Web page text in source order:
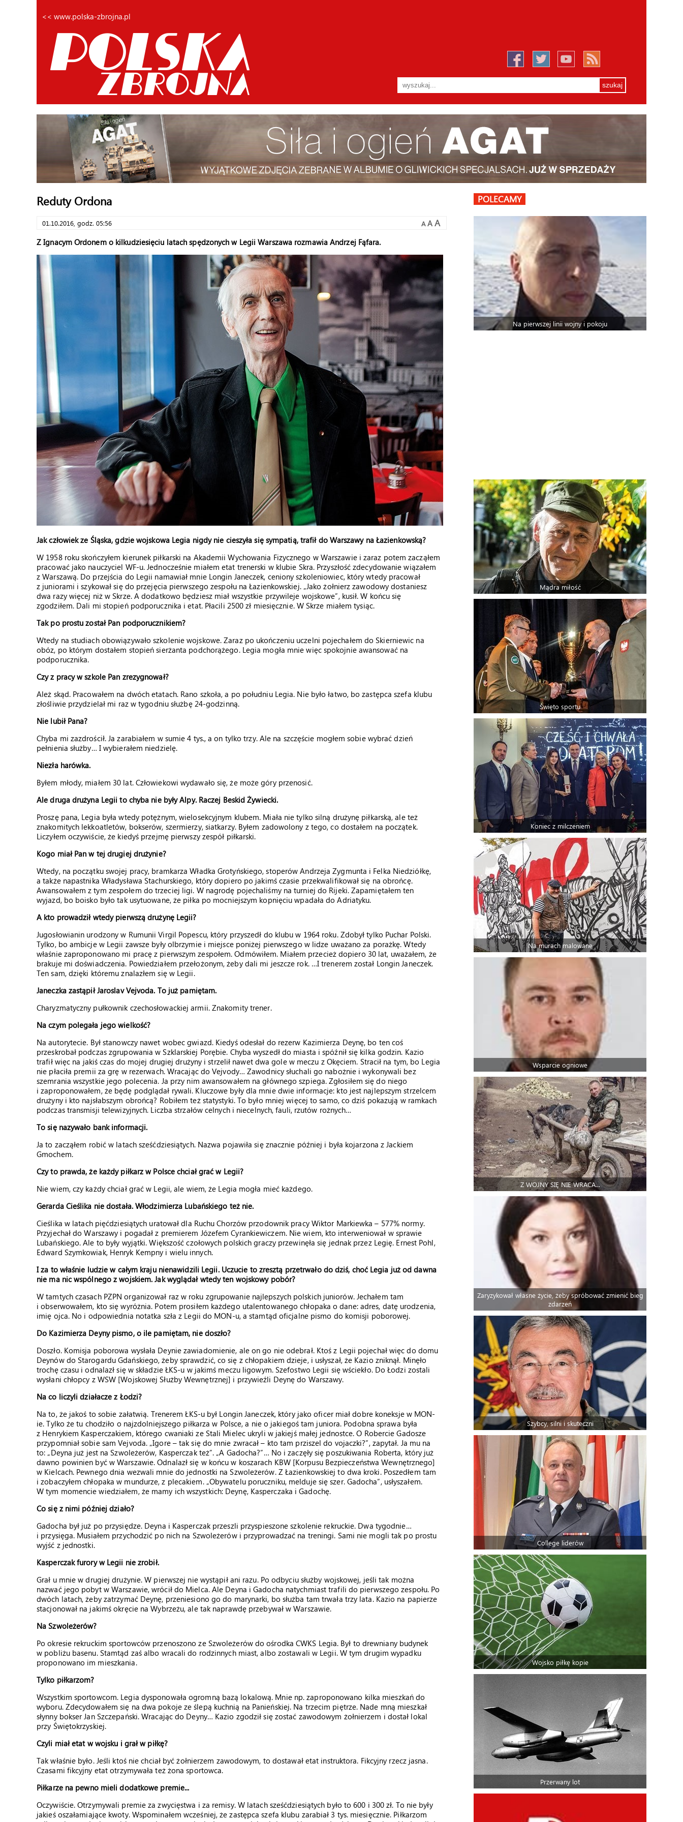
<< www.polska-zbrojna.pl
Reduty Ordona
01.10.2016, godz. 05:56 A A A
Z Ignacym Ordonem o kilkudziesięciu latach spędzonych w Legii Warszawa rozmawia Andrzej Fąfara.
Jak człowiek ze Śląska, gdzie wojskowa Legia nigdy nie cieszyła się sympatią, trafił do Warszawy na Łazienkowską?
W 1958 roku skończyłem kierunek piłkarski na Akademii Wychowania Fizycznego w Warszawie i zaraz potem zacząłem
pracować jako nauczyciel WF-u. Jednocześnie miałem etat trenerski w klubie Skra. Przyszłość zdecydowanie wiązałem
z Warszawą. Do przejścia do Legii namawiał mnie Longin Janeczek, ceniony szkoleniowiec, który wtedy pracował
z juniorami i szykował się do przejęcia pierwszego zespołu na Łazienkowskiej. „Jako żołnierz zawodowy dostaniesz
dwa razy więcej niż w Skrze. A dodatkowo będziesz miał wszystkie przywileje wojskowe”, kusił. W końcu się
zgodziłem. Dali mi stopień podporucznika i etat. Płacili 2500 zł miesięcznie. W Skrze miałem tysiąc.
Tak po prostu został Pan podporucznikiem?
Wtedy na studiach obowiązywało szkolenie wojskowe. Zaraz po ukończeniu uczelni pojechałem do Skierniewic na
obóz, po którym dostałem stopień sierżanta podchorążego. Legia mogła mnie więc spokojnie awansować na
podporucznika.
Czy z pracy w szkole Pan zrezygnował?
Ależ skąd. Pracowałem na dwóch etatach. Rano szkoła, a po południu Legia. Nie było łatwo, bo zastępca szefa klubu
złośliwie przydzielał mi raz w tygodniu służbę 24-godzinną.
Nie lubił Pana?
Chyba mi zazdrościł. Ja zarabiałem w sumie 4 tys., a on tylko trzy. Ale na szczęście mogłem sobie wybrać dzień
pełnienia służby… I wybierałem niedzielę.
Niezła harówka.
Byłem młody, miałem 30 lat. Człowiekowi wydawało się, że może góry przenosić.
Ale druga drużyna Legii to chyba nie były Alpy. Raczej Beskid Żywiecki.
Proszę pana, Legia była wtedy potężnym, wielosekcyjnym klubem. Miała nie tylko silną drużynę piłkarską, ale też
znakomitych lekkoatletów, bokserów, szermierzy, siatkarzy. Byłem zadowolony z tego, co dostałem na początek.
Liczyłem oczywiście, że kiedyś przejmę pierwszy zespół piłkarski.
Kogo miał Pan w tej drugiej drużynie?
Wtedy, na początku swojej pracy, bramkarza Władka Grotyńskiego, stoperów Andrzeja Zygmunta i Felka Niedziółkę,
a także napastnika Władysława Stachurskiego, który dopiero po jakimś czasie przekwalifikował się na obrońcę.
Awansowałem z tym zespołem do trzeciej ligi. W nagrodę pojechaliśmy na turniej do Rijeki. Zapamiętałem ten
wyjazd, bo boisko było tak usytuowane, że piłka po mocniejszym kopnięciu wpadała do Adriatyku.
A kto prowadził wtedy pierwszą drużynę Legii?
Jugosłowianin urodzony w Rumunii Virgil Popescu, który przyszedł do klubu w 1964 roku. Zdobył tylko Puchar Polski.
Tylko, bo ambicje w Legii zawsze były olbrzymie i miejsce poniżej pierwszego w lidze uważano za porażkę. Wtedy
właśnie zaproponowano mi pracę z pierwszym zespołem. Odmówiłem. Miałem przecież dopiero 30 lat, uważałem, że
brakuje mi doświadczenia. Powiedziałem przełożonym, żeby dali mi jeszcze rok. …I trenerem został Longin Janeczek.
Ten sam, dzięki któremu znalazłem się w Legii.
Janeczka zastąpił Jaroslav Vejvoda. To już pamiętam.
Charyzmatyczny pułkownik czechosłowackiej armii. Znakomity trener.
Na czym polegała jego wielkość?
Na autorytecie. Był stanowczy nawet wobec gwiazd. Kiedyś odesłał do rezerw Kazimierza Deynę, bo ten coś
przeskrobał podczas zgrupowania w Szklarskiej Porębie. Chyba wyszedł do miasta i spóźnił się kilka godzin. Kazio
trafił więc na jakiś czas do mojej drugiej drużyny i strzelił nawet dwa gole w meczu z Okęciem. Stracił na tym, bo Legia
nie płaciła premii za grę w rezerwach. Wracając do Vejvody… Zawodnicy słuchali go nabożnie i wykonywali bez
szemrania wszystkie jego polecenia. Ja przy nim awansowałem na głównego szpiega. Zgłosiłem się do niego
i zaproponowałem, że będę podglądał rywali. Kluczowe były dla mnie dwie informacje: kto jest najlepszym strzelcem
drużyny i kto najsłabszym obrońcą? Robiłem też statystyki. To było mniej więcej to samo, co dziś pokazują w ramkach
podczas transmisji telewizyjnych. Liczba strzałów celnych i niecelnych, fauli, rzutów rożnych…
To się nazywało bank informacji.
Ja to zacząłem robić w latach sześćdziesiątych. Nazwa pojawiła się znacznie później i była kojarzona z Jackiem
Gmochem.
Czy to prawda, że każdy piłkarz w Polsce chciał grać w Legii?
Nie wiem, czy każdy chciał grać w Legii, ale wiem, że Legia mogła mieć każdego.
Gerarda Cieślika nie dostała. Włodzimierza Lubańskiego też nie.
Cieślika w latach pięćdziesiątych uratował dla Ruchu Chorzów przodownik pracy Wiktor Markiewka – 577% normy.
Przyjechał do Warszawy i pogadał z premierem Józefem Cyrankiewiczem. Nie wiem, kto interweniował w sprawie
Lubańskiego. Ale to były wyjątki. Większość czołowych polskich graczy przewinęła się jednak przez Legię. Ernest Pohl,
Edward Szymkowiak, Henryk Kempny i wielu innych.
I za to właśnie ludzie w całym kraju nienawidzili Legii. Uczucie to zresztą przetrwało do dziś, choć Legia już od dawna
nie ma nic wspólnego z wojskiem. Jak wyglądał wtedy ten wojskowy pobór?
W tamtych czasach PZPN organizował raz w roku zgrupowanie najlepszych polskich juniorów. Jechałem tam
i obserwowałem, kto się wyróżnia. Potem prosiłem każdego utalentowanego chłopaka o dane: adres, datę urodzenia,
imię ojca. No i odpowiednia notatka szła z Legii do MON-u, a stamtąd oficjalne pismo do komisji poborowej.
Do Kazimierza Deyny pismo, o ile pamiętam, nie doszło?
Doszło. Komisja poborowa wysłała Deynie zawiadomienie, ale on go nie odebrał. Ktoś z Legii pojechał więc do domu
Deynów do Starogardu Gdańskiego, żeby sprawdzić, co się z chłopakiem dzieje, i usłyszał, że Kazio zniknął. Minęło
trochę czasu i odnalazł się w składzie ŁKS-u w jakimś meczu ligowym. Szefostwo Legii się wściekło. Do Łodzi zostali
wysłani chłopcy z WSW [Wojskowej Służby Wewnętrznej] i przywieźli Deynę do Warszawy.
Na co liczyli działacze z Łodzi?
Na to, że jakoś to sobie załatwią. Trenerem ŁKS-u był Longin Janeczek, który jako oficer miał dobre koneksje w MON-
ie. Tylko że tu chodziło o najzdolniejszego piłkarza w Polsce, a nie o jakiegoś tam juniora. Podobna sprawa była
z Henrykiem Kasperczakiem, którego cwaniaki ze Stali Mielec ukryli w jakiejś małej jednostce. O Robercie Gadosze
przypomniał sobie sam Vejvoda. „Igore – tak się do mnie zwracał – kto tam prziszel do vojaczki?”, zapytał. Ja mu na
to: „Deyna już jest na Szwoleżerów, Kasperczak też”. „A Gadocha?”… No i zaczęły się poszukiwania Roberta, który już
dawno powinien być w Warszawie. Odnalazł się w końcu w koszarach KBW [Korpusu Bezpieczeństwa Wewnętrznego]
w Kielcach. Pewnego dnia wezwali mnie do jednostki na Szwoleżerów. Z Łazienkowskiej to dwa kroki. Poszedłem tam
i zobaczyłem chłopaka w mundurze, z plecakiem. „Obywatelu poruczniku, melduje się szer. Gadocha”, usłyszałem.
W tym momencie wiedziałem, że mamy ich wszystkich: Deynę, Kasperczaka i Gadochę.
Co się z nimi później działo?
Gadocha był już po przysiędze. Deyna i Kasperczak przeszli przyspieszone szkolenie rekruckie. Dwa tygodnie…
i przysięga. Musiałem przychodzić po nich na Szwoleżerów i przyprowadzać na treningi. Sami nie mogli tak po prostu
wyjść z jednostki.
Kasperczak furory w Legii nie zrobił.
Grał u mnie w drugiej drużynie. W pierwszej nie wystąpił ani razu. Po odbyciu służby wojskowej, jeśli tak można
nazwać jego pobyt w Warszawie, wrócił do Mielca. Ale Deyna i Gadocha natychmiast trafili do pierwszego zespołu. Po
dwóch latach, żeby zatrzymać Deynę, przeniesiono go do marynarki, bo służba tam trwała trzy lata. Kazio na papierze
stacjonował na jakimś okręcie na Wybrzeżu, ale tak naprawdę przebywał w Warszawie.
Na Szwoleżerów?
Po okresie rekruckim sportowców przenoszono ze Szwoleżerów do ośrodka CWKS Legia. Był to drewniany budynek
w pobliżu basenu. Stamtąd zaś albo wracali do rodzinnych miast, albo zostawali w Legii. W tym drugim wypadku
proponowano im mieszkania.
Tylko piłkarzom?
Wszystkim sportowcom. Legia dysponowała ogromną bazą lokalową. Mnie np. zaproponowano kilka mieszkań do
wyboru. Zdecydowałem się na dwa pokoje ze ślepą kuchnią na Panieńskiej. Na trzecim piętrze. Nade mną mieszkał
słynny bokser Jan Szczepański. Wracając do Deyny… Kazio zgodził się zostać zawodowym żołnierzem i dostał lokal
przy Świętokrzyskiej.
Czyli miał etat w wojsku i grał w piłkę?
Tak właśnie było. Jeśli ktoś nie chciał być żołnierzem zawodowym, to dostawał etat instruktora. Fikcyjny rzecz jasna.
Czasami fikcyjny etat otrzymywała też żona sportowca.
Piłkarze na pewno mieli dodatkowe premie...
Oczywiście. Otrzymywali premie za zwycięstwa i za remisy. W latach sześćdziesiątych było to 600 i 300 zł. To nie były
jakieś oszałamiające kwoty. Wspominałem wcześniej, że zastępca szefa klubu zarabiał 3 tys. miesięcznie. Piłkarzom
POLECAMY
Na pierwszej linii wojny i pokoju
Mądra miłość
Święto sportu
Koniec z milczeniem
Na murach malowane
Wsparcie ogniowe
Z WOJNY SIĘ NIE WRACA...
Zaryzykował własne życie, żeby spróbować zmienić bieg
zdarzeń
Szybcy, silni i skuteczni
College liderów
Wojsko piłkę kopie
Przerwany lot